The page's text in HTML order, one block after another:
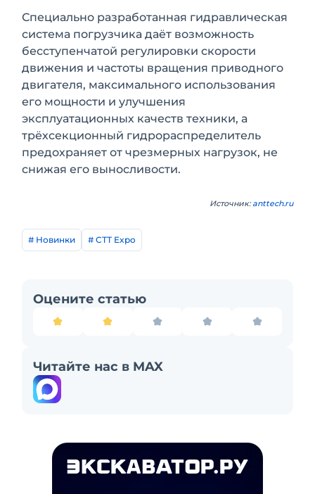
Специально разработанная гидравлическая
система погрузчика даёт возможность
бесступенчатой регулировки скорости
движения и частоты вращения приводного
двигателя, максимального использования
его мощности и улучшения
эксплуатационных качеств техники, а
трёхсекционный гидрораспределитель
предохраняет от чрезмерных нагрузок, не
снижая его выносливости.
Источник:anttech.ru
# Новинки # СТТ Expo
Оцените статью
Читайте нас в MAX